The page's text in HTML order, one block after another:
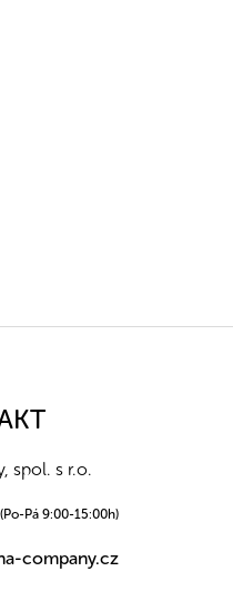
spol. s r.o.
(Po-Pá 9:00-15:00h)
company.cz